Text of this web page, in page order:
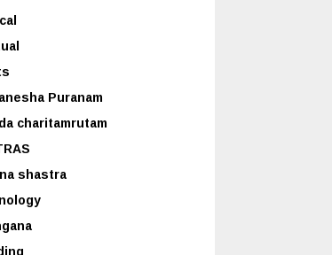
Puranam
charitamrutam
shastra